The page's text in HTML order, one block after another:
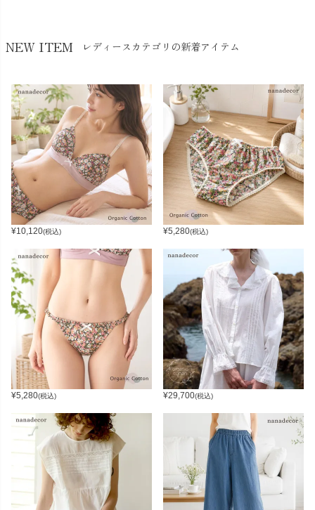
NEW ITEM レディースカテゴリの新着アイテム
¥10,120(税込) ¥5,280(税込)
¥5,280(税込) ¥29,700(税込)